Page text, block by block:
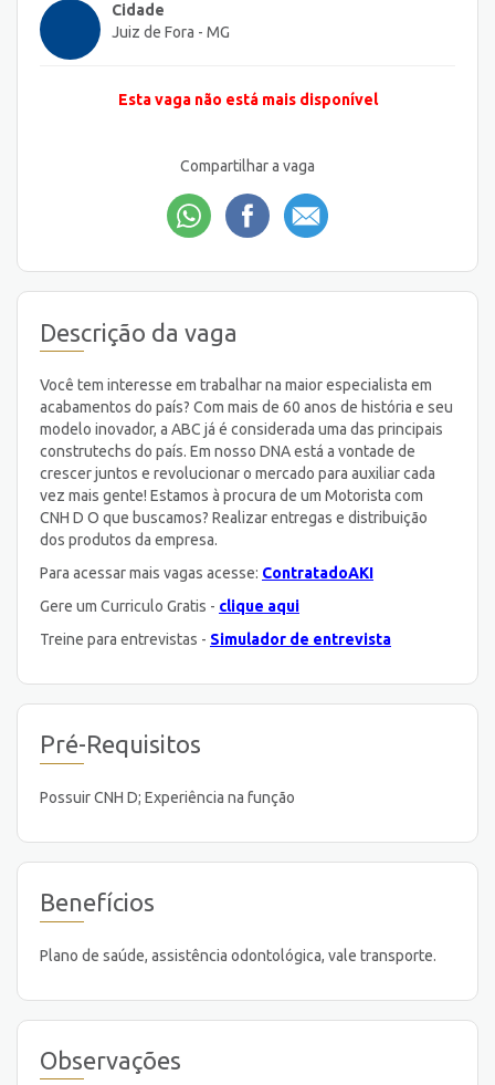
Cidade
Juiz de Fora - MG
Esta vaga não está mais disponível
Compartilhar a vaga
Descrição da vaga
Você tem interesse em trabalhar na maior especialista em
acabamentos do país? Com mais de 60 anos de história e seu
modelo inovador, a ABC já é considerada uma das principais
construtechs do país. Em nosso DNA está a vontade de
crescer juntos e revolucionar o mercado para auxiliar cada
vez mais gente! Estamos à procura de um Motorista com
CNH D O que buscamos? Realizar entregas e distribuição
dos produtos da empresa.
Para acessar mais vagas acesse: ContratadoAKI
Gere um Curriculo Gratis - clique aqui
Treine para entrevistas - Simulador de entrevista
Pré-Requisitos
Possuir CNH D; Experiência na função
Benefícios
Plano de saúde, assistência odontológica, vale transporte.
Observações